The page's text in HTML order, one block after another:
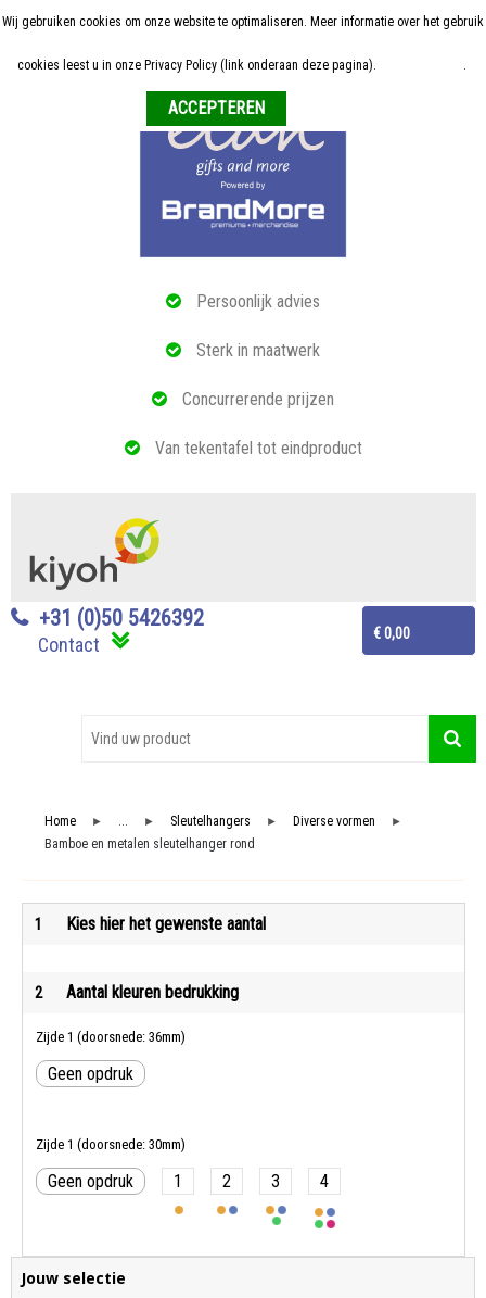
Persoonlijk advies
Sterk in maatwerk
Concurrerende prijzen
Van tekentafel tot eindproduct
€ 0,00
+31 (0)50 5426392
Contact
Home
ALLE RELATIEGESCHENKEN
Home ► ... ► Sleutelhangers ► Diverse vormen ►
Bamboe en metalen sleutelhanger rond
1 Kies hier het gewenste aantal
2 Aantal kleuren bedrukking
Zijde 1 (doorsnede: 36mm)
Geen opdruk
Zijde 1 (doorsnede: 30mm)
Geen opdruk 1 2 3 4
Jouw selectie
Wij gebruiken cookies om onze website te optimaliseren. Meer informatie over het gebruik
cookies leest u in onze Privacy Policy (link onderaan deze pagina). .